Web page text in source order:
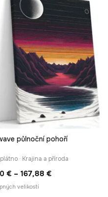
RYCHLÉ ZOBRAZENÍ
půlnoční pohoří
· Krajina a příroda
€ – 167,88 €
velikostí